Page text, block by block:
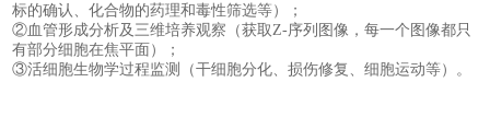
标的确认、化合物的药理和毒性筛选等）；
②血管形成分析及三维培养观察（获取Z-序列图像，每一个图像都只
有部分细胞在焦平面）；
③活细胞生物学过程监测（干细胞分化、损伤修复、细胞运动等）。